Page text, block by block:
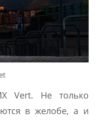
Vert. Не только
в желобе, а и